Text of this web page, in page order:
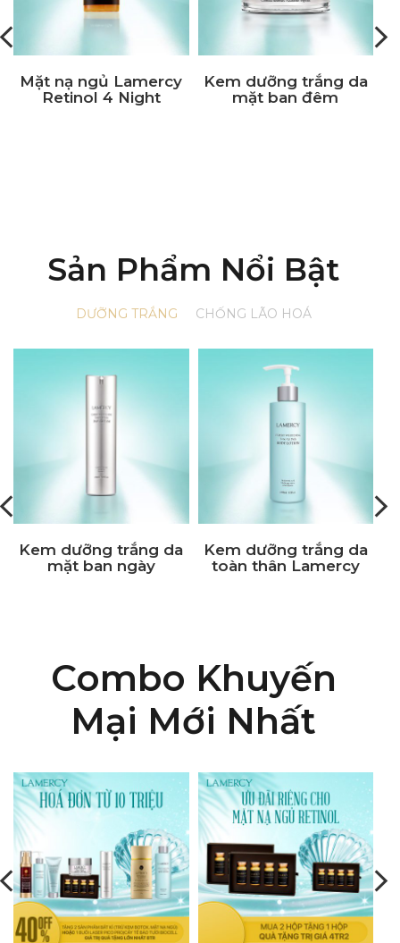
Mặt nạ ngủ Lamercy
Retinol 4 Night
Kem dưỡng trắng da
mặt ban đêm
Sản Phẩm Nổi Bật
DƯỠNG TRẮNG CHỐNG LÃO HOÁ
Kem dưỡng trắng da
mặt ban ngày
Kem dưỡng trắng da
toàn thân Lamercy
Combo Khuyến
Mại Mới Nhất